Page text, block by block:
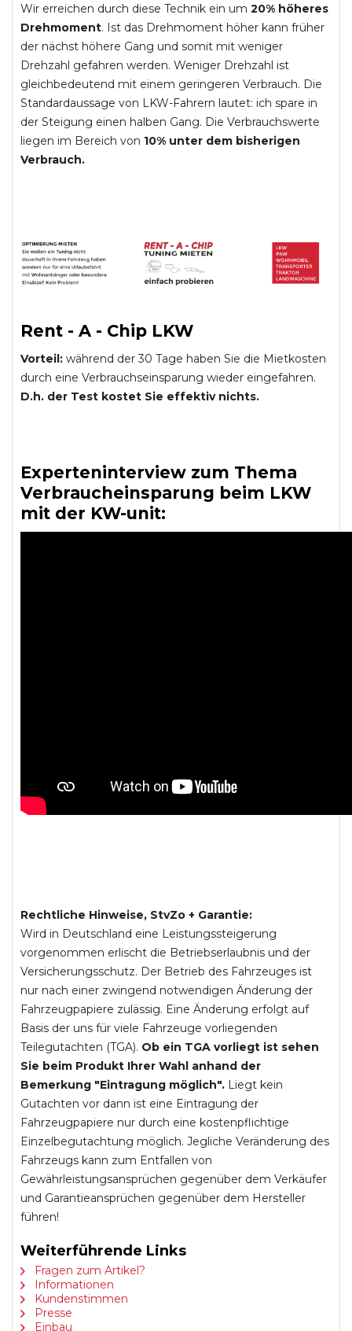
Wir erreichen durch diese Technik ein um 20% höheres
Drehmoment. Ist das Drehmoment höher kann früher
der nächst höhere Gang und somit mit weniger
Drehzahl gefahren werden. Weniger Drehzahl ist
gleichbedeutend mit einem geringeren Verbrauch. Die
Standardaussage von LKW-Fahrern lautet: ich spare in
der Steigung einen halben Gang. Die Verbrauchswerte
liegen im Bereich von 10% unter dem bisherigen
Verbrauch.
Rent - A - Chip LKW
Vorteil: während der 30 Tage haben Sie die Mietkosten
durch eine Verbrauchseinsparung wieder eingefahren.
D.h. der Test kostet Sie effektiv nichts.
Experteninterview zum Thema
Verbraucheinsparung beim LKW
mit der KW-unit:
Rechtliche Hinweise, StvZo + Garantie:
Wird in Deutschland eine Leistungssteigerung
vorgenommen erlischt die Betriebserlaubnis und der
Versicherungsschutz. Der Betrieb des Fahrzeuges ist
nur nach einer zwingend notwendigen Änderung der
Fahrzeugpapiere zulässig. Eine Änderung erfolgt auf
Basis der uns für viele Fahrzeuge vorliegenden
Teilegutachten (TGA). Ob ein TGA vorliegt ist sehen
Sie beim Produkt Ihrer Wahl anhand der
Bemerkung "Eintragung möglich". Liegt kein
Gutachten vor dann ist eine Eintragung der
Fahrzeugpapiere nur durch eine kostenpflichtige
Einzelbegutachtung möglich. Jegliche Veränderung des
Fahrzeugs kann zum Entfallen von
Gewährleistungsansprüchen gegenüber dem Verkäufer
und Garantieansprüchen gegenüber dem Hersteller
führen!
Weiterführende Links
Fragen zum Artikel?
Informationen
Kundenstimmen
Presse
Einbau